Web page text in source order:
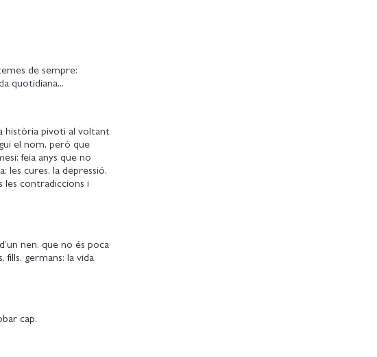
de sempre:
quotidiana...
història pivoti al voltant
el nom, però que
feia anys que no
les cures, la depressió,
les contradiccions i
nen, que no és poca
germans: la vida
cap.